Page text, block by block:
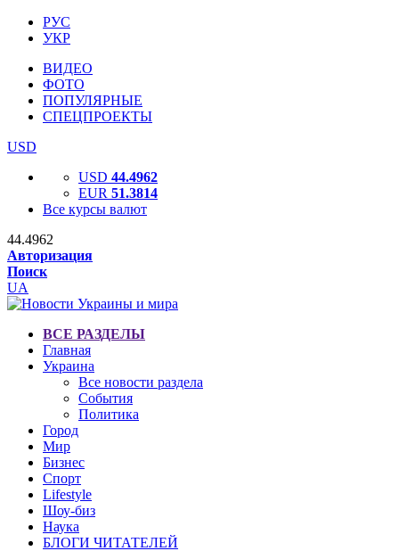
РУС
УКР
ВИДЕО
ФОТО
ПОПУЛЯРНЫЕ
СПЕЦПРОЕКТЫ
USD
USD 44.4962
EUR 51.3814
Все курсы валют
44.4962
Авторизация
Поиск
UA
ВСЕ РАЗДЕЛЫ
Главная
Украина
Все новости раздела
События
Политика
Город
Мир
Бизнес
Спорт
Lifestyle
Шоу-биз
Наука
БЛОГИ ЧИТАТЕЛЕЙ